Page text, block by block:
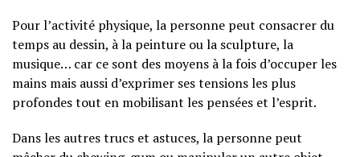
Pour l’activité physique, la personne peut consacrer du
temps au dessin, à la peinture ou la sculpture, la
musique… car ce sont des moyens à la fois d’occuper les
mains mais aussi d’exprimer ses tensions les plus
profondes tout en mobilisant les pensées et l’esprit.
Dans les autres trucs et astuces, la personne peut